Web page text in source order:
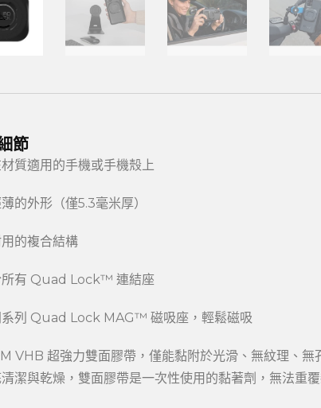
節
質適用的手機或手機殼上
的外形（僅5.3毫米厚）
的複合結構
所有 Quad Lock™ 連結座
系列 Quad Lock MAG™ 磁吸座，輕鬆磁吸
VHB 超強力雙面膠帶，僅能黏附於光滑、無紋理、
潔與乾燥，雙面膠帶是一次性使用的黏著劑，無法重